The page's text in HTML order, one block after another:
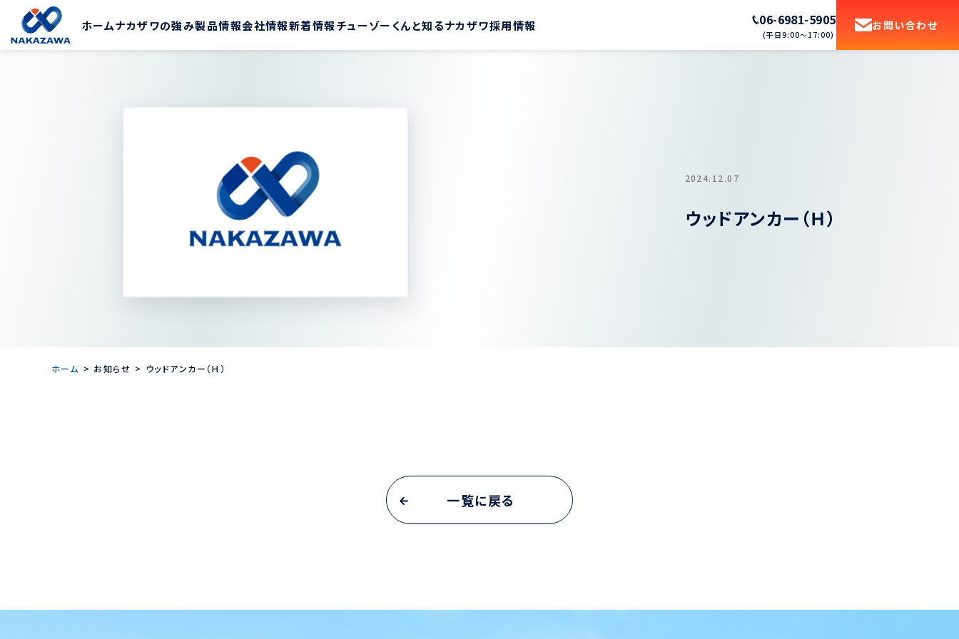
ホームナカザワの強み製品情報会社情報新着情報チューゾーくんと知るナカザワ採用情報 06-6981-5905
(平日9:00〜17:00)
お問い合わせ
2024.12.07
ウッドアンカー（Ｈ）
ホーム お知らせ ウッドアンカー（Ｈ）
一覧に戻る